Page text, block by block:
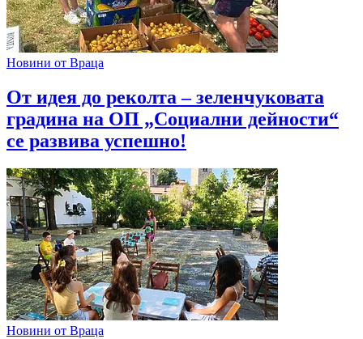
Новини от Враца
От идея до реколта – зеленчуковата
градина на ОП „Социални дейности“
се развива успешно!
Новини от Враца